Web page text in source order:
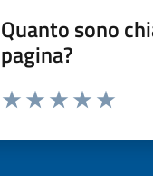
Quanto sono
pagina?
Valuta da 1 a 5 stelle la pagina